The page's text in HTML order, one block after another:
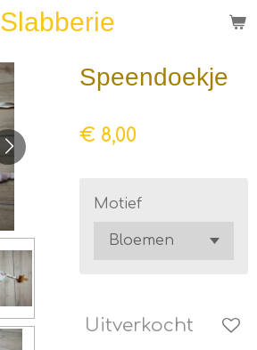
Slabberie
Speendoekje
€ 8,00
Motief
Uitverkocht